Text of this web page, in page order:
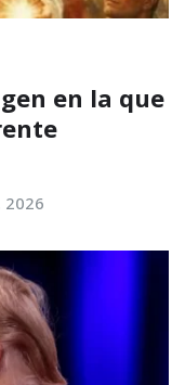
en la que
2026